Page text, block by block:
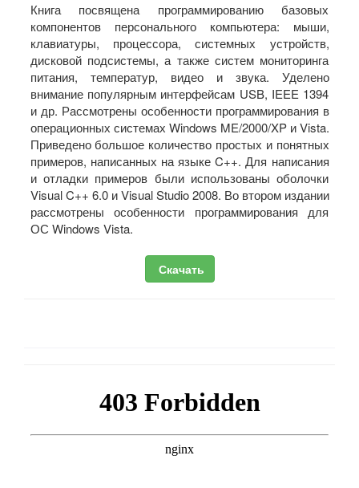
Книга посвящена программированию базовых
компонентов персонального компьютера: мыши,
клавиатуры, процессора, системных устройств,
дисковой подсистемы, а также систем мониторинга
питания, температур, видео и звука. Уделено
внимание популярным интерфейсам USB, IEEE 1394
и др. Рассмотрены особенности программирования в
операционных системах Windows ME/2000/XP и Vista.
Приведено большое количество простых и понятных
примеров, написанных на языке C++. Для написания
и отладки примеров были использованы оболочки
Visual C++ 6.0 и Visual Studio 2008. Во втором издании
рассмотрены особенности программирования для
ОС Windows Vista.
Скачать